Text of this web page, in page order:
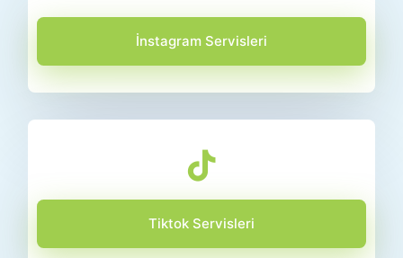
İnstagram Servisleri
Tiktok Servisleri